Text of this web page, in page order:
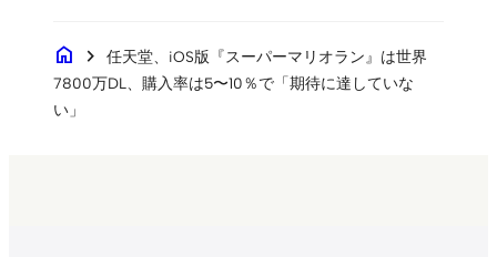
home chevron_right
任天堂、iOS版『スーパーマリオラン』は世界
7800万DL、購入率は5〜10％で「期待に達していな
い」